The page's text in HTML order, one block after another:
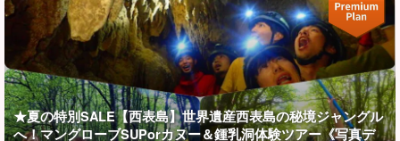
★夏の特別SALE【西表島】世界遺産西表島の秘境ジャングル
へ！マングローブSUPorカヌー＆鍾乳洞体験ツアー《写真デ